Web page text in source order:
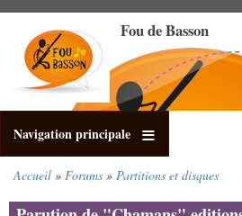
contenu
principal
Fou de Basson
Navigation principale
d'Ariane
Accueil Forums Partitions et disques